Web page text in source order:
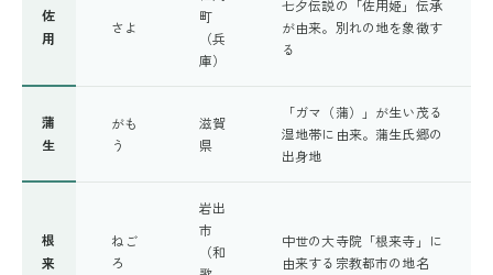
佐
用
さよ
町
（兵
庫）
七夕伝説の「佐用姫」伝承
が由来。別れの地を象徴す
る
蒲
生
がも
う
滋賀
県
「ガマ（蒲）」が生い茂る
湿地帯に由来。蒲生氏郷の
出身地
根
来
ねご
ろ
岩出
市
（和
中世の大寺院「根来寺」に
由来する宗教都市の地名